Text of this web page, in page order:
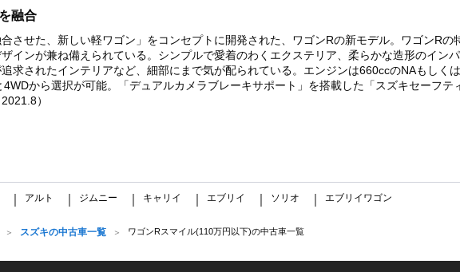
融合
させた、新しい軽ワゴン」をコンセプトに開発された、ワゴンRの新モデル。ワゴンR
インが兼ね備えられている。シンプルで愛着のわくエクステリア、柔らかな造形のイン
求されたインテリアなど、細部にまで気が配られている。エンジンは660ccのNAもしく
から選択が可能。「デュアルカメラブレーキサポート」を搭載した「スズキセーフテ
）
アルト ジムニー キャリイ エブリイ ソリオ エブリイワゴン
スズキの中古車一覧 ワゴンRスマイル(110万円以下)の中古車一覧